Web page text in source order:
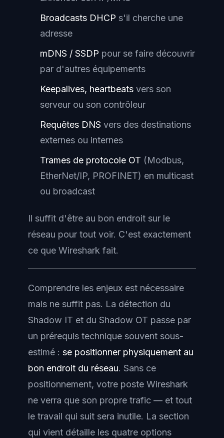
Broadcasts DHCP s'il cherche une
adresse
mDNS / SSDP pour se faire découvrir
par d'autres équipements
Keepalives, heartbeats vers son
serveur ou son contrôleur
Requêtes DNS vers des destinations
externes ou internes
Trames de protocole OT (Modbus,
EtherNet/IP, PROFINET) en multicast
ou broadcast
Il suffit d'être au bon endroit sur le
réseau pour tout voir. C'est exactement
ce que Wireshark fait.
Comprendre les enjeux est nécessaire
mais ne suffit pas. La détection du
Shadow IT et du Shadow OT passe par
un prérequis technique souvent sous-
estimé : se positionner physiquement au
bon endroit du réseau. Sans ce
positionnement, votre poste Wireshark
ne verra que son propre trafic — et tout
le travail qui suit sera inutile. La section
qui vient détaille les quatre options